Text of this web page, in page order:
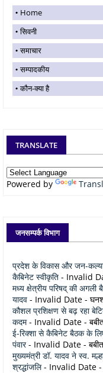
Home
सिवनी
समाचार
सम्पादकीय
कौन-क्या है
TRANSLATE
Powered by
जनसम्पर्क विभाग
प्रदेश के विकास और जन-
कैबिनेट स्वीकृति - Invalid
मध्य क्षेत्रीय परिषद् की
यादव - Invalid Date -
कौशल प्रशिक्षण से बढ़ रहा
कदम- Invalid Date -
ई-रिक्शा से कैबिनेट बैठक के
पंवार- Invalid Date -
मुख्यमंत्री डॉ. यादव ने स्व.
श्रद्धांजलि- Invalid Date -